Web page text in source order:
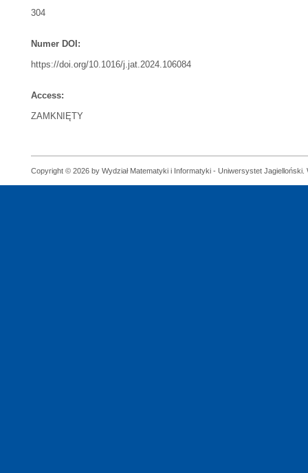
304
Numer DOI:
https://doi.org/10.1016/j.jat.2024.106084
Access:
ZAMKNIĘTY
Copyright © 2026 by Wydział Matematyki i Informatyki - Uniwersystet